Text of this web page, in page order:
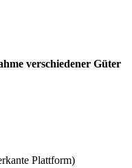
verschiedener Güter
Plattform)